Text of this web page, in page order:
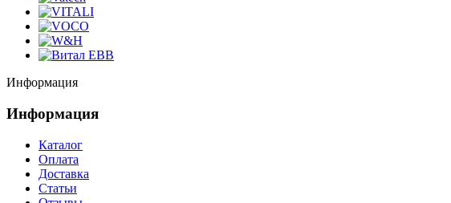
Информация
Информация
Каталог
Оплата
Доставка
Статьи